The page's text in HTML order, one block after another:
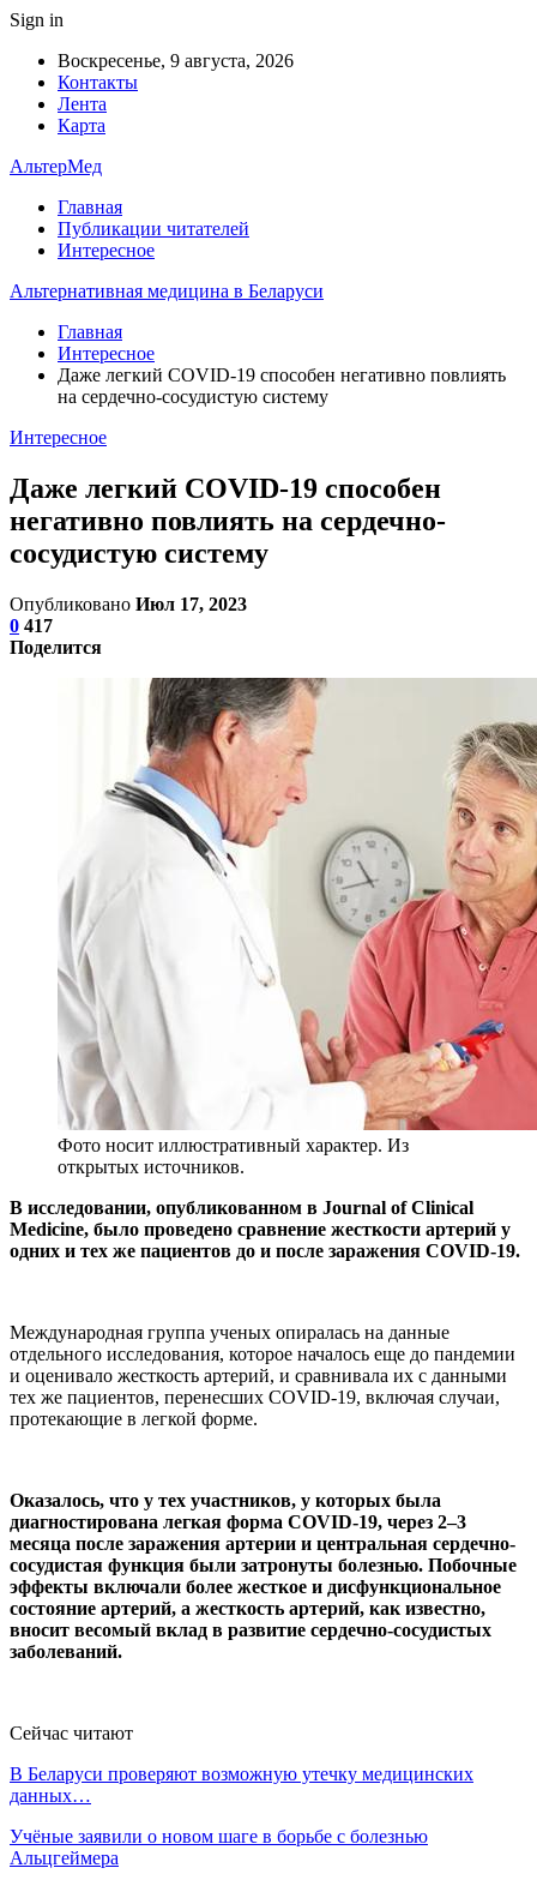
Sign in
Воскресенье, 9 августа, 2026
Контакты
Лента
Карта
АльтерМед
Главная
Публикации читателей
Интересное
Альтернативная медицина в Беларуси
Главная
Интересное
Даже легкий COVID-19 способен негативно повлиять
на сердечно-сосудистую систему
Интересное
Даже легкий COVID-19 способен
негативно повлиять на сердечно-
сосудистую систему
Опубликовано Июл 17, 2023
0 417
Поделится
Фото носит иллюстративный характер. Из
открытых источников.
В исследовании, опубликованном в Journal of Clinical
Medicine, было проведено сравнение жесткости артерий у
одних и тех же пациентов до и после заражения COVID-19.
Международная группа ученых опиралась на данные
отдельного исследования, которое началось еще до пандемии
и оценивало жесткость артерий, и сравнивала их с данными
тех же пациентов, перенесших COVID-19, включая случаи,
протекающие в легкой форме.
Оказалось, что у тех участников, у которых была
диагностирована легкая форма COVID-19, через 2–3
месяца после заражения артерии и центральная сердечно-
сосудистая функция были затронуты болезнью. Побочные
эффекты включали более жесткое и дисфункциональное
состояние артерий, а жесткость артерий, как известно,
вносит весомый вклад в развитие сердечно-сосудистых
заболеваний.
Сейчас читают
В Беларуси проверяют возможную утечку медицинских
данных…
Учёные заявили о новом шаге в борьбе с болезнью
Альцгеймера